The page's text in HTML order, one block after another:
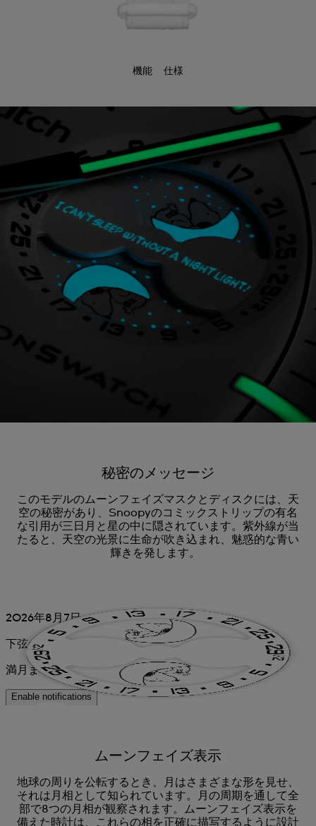
機能 仕様
秘密のメッセージ
このモデルのムーンフェイズマスクとディスクには、天
空の秘密があり、Snoopyのコミックストリップの有名
な引用が三日月と星の中に隠されています。紫外線が当
たると、天空の光景に生命が吹き込まれ、魅惑的な青い
輝きを発します。
ムーンフェイズ表示
地球の周りを公転するとき、月はさまざまな形を見せ、
それは月相として知られています。月の周期を通して全
部で8つの月相が観察されます。ムーンフェイズ表示を
備えた時計は、これらの相を正確に描写するように設計